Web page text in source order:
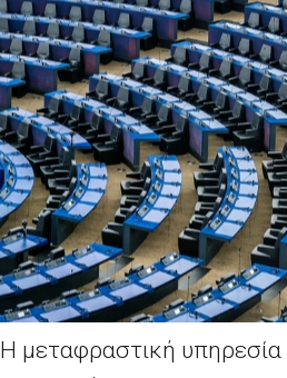
Η μεταφραστική